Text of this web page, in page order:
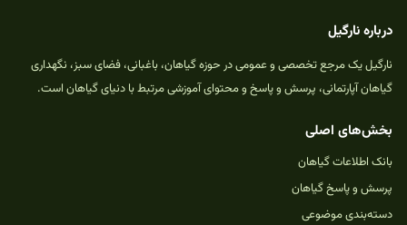
درباره نارگیل
نارگیل یک مرجع تخصصی و عمومی در حوزه گیاهان، باغبانی، فضای سبز، نگهداری
گیاهان آپارتمانی، پرسش و پاسخ و محتوای آموزشی مرتبط با دنیای گیاهان است.
بخش‌های اصلی
بانک اطلاعات گیاهان
پرسش و پاسخ گیاهان
دسته‌بندی موضوعی